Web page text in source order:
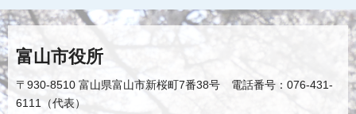
富山市役所
〒930-8510 富山県富山市新桜町7番38号 電話番号：076-431-
6111（代表）